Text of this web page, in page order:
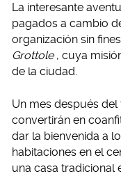
La interesante
pagados a cambio
organización sin
Grottole , cuya
de la ciudad.
Un mes después
convertirán en
dar la bienvenida a
habitaciones en el
una casa tradicional